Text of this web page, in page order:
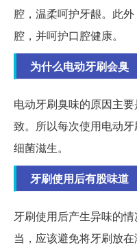
腔，温柔呵护牙龈。此
腔，并呵护口腔健康。
为什么电动牙刷会臭
电动牙刷臭味的原因主
致。所以每次使用电动
细菌滋生。
牙刷使用后有股味道
牙刷使用后产生异味的
当，应该避免将牙刷放